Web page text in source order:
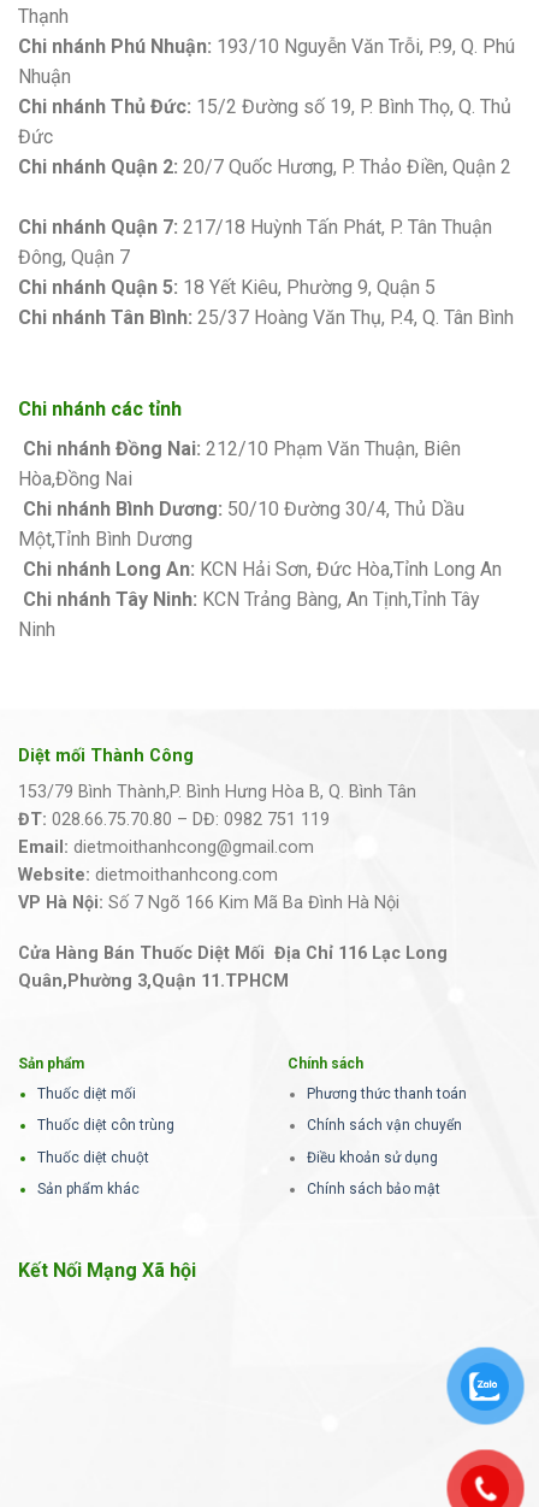
Thạnh
Chi nhánh Phú Nhuận: 193/10 Nguyễn Văn Trỗi, P.9, Q. Phú
Nhuận
Chi nhánh Thủ Đức: 15/2 Đường số 19, P. Bình Thọ, Q. Thủ
Đức
Chi nhánh Quận 2: 20/7 Quốc Hương, P. Thảo Điền, Quận 2
Chi nhánh Quận 7: 217/18 Huỳnh Tấn Phát, P. Tân Thuận
Đông, Quận 7
Chi nhánh Quận 5: 18 Yết Kiêu, Phường 9, Quận 5
Chi nhánh Tân Bình: 25/37 Hoàng Văn Thụ, P.4, Q. Tân Bình
Chi nhánh các tỉnh
Chi nhánh Đồng Nai: 212/10 Phạm Văn Thuận, Biên
Hòa,Đồng Nai
Chi nhánh Bình Dương: 50/10 Đường 30/4, Thủ Dầu
Một,Tỉnh Bình Dương
Chi nhánh Long An: KCN Hải Sơn, Đức Hòa,Tỉnh Long An
Chi nhánh Tây Ninh: KCN Trảng Bàng, An Tịnh,Tỉnh Tây
Ninh
Diệt mối Thành Công
153/79 Bình Thành,P. Bình Hưng Hòa B, Q. Bình Tân
ĐT: 028.66.75.70.80 – DĐ: 0982 751 119
Email: dietmoithanhcong@gmail.com
Website: dietmoithanhcong.com
VP Hà Nội: Số 7 Ngõ 166 Kim Mã Ba Đình Hà Nội
Cửa Hàng Bán Thuốc Diệt Mối Địa Chỉ 116 Lạc Long
Quân,Phường 3,Quận 11.TPHCM
Sản phẩm
Thuốc diệt mối
Thuốc diệt côn trùng
Thuốc diệt chuột
Sản phẩm khác
Chính sách
Phương thức thanh toán
Chính sách vận chuyển
Điều khoản sử dụng
Chính sách bảo mật
Kết Nối Mạng Xã hội